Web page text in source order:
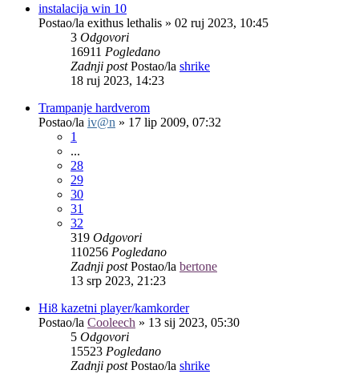
instalacija win 10
Postao/la exithus lethalis » 02 ruj 2023, 10:45
3 Odgovori
16911 Pogledano
Zadnji postPostao/la shrike
18 ruj 2023, 14:23
Trampanje hardverom
Postao/la iv@n » 17 lip 2009, 07:32
1
...
28
29
30
31
32
319 Odgovori
110256 Pogledano
Zadnji postPostao/la bertone
13 srp 2023, 21:23
Hi8 kazetni player/kamkorder
Postao/la Cooleech » 13 sij 2023, 05:30
5 Odgovori
15523 Pogledano
Zadnji postPostao/la shrike